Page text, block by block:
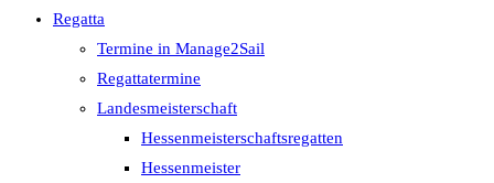
Regatta
Termine in Manage2Sail
Regattatermine
Landesmeisterschaft
Hessenmeisterschaftsregatten
Hessenmeister